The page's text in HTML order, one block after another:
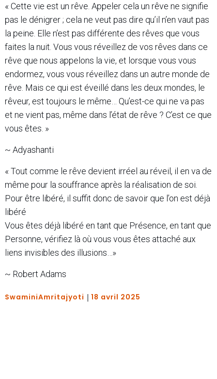
« Cette vie est un rêve. Appeler cela un rêve ne signifie
pas le dénigrer ; cela ne veut pas dire qu’il n’en vaut pas
la peine. Elle n’est pas différente des rêves que vous
faites la nuit. Vous vous réveillez de vos rêves dans ce
rêve que nous appelons la vie, et lorsque vous vous
endormez, vous vous réveillez dans un autre monde de
rêve. Mais ce qui est éveillé dans les deux mondes, le
rêveur, est toujours le même… Qu’est-ce qui ne va pas
et ne vient pas, même dans l’état de rêve ? C’est ce que
vous êtes. »
~ Adyashanti
« Tout comme le rêve devient irréel au réveil, il en va de
même pour la souffrance après la réalisation de soi.
Pour être libéré, il suffit donc de savoir que l’on est déjà
libéré
Vous êtes déjà libéré en tant que Présence, en tant que
Personne, vérifiez là où vous vous êtes attaché aux
liens invisibles des illusions…»
~ Robert Adams
SwaminiAmritajyoti | 18 avril 2025